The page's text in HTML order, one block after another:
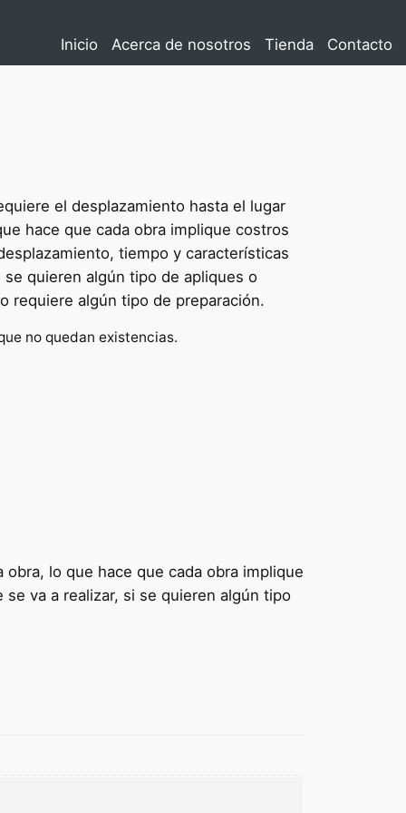
Inicio Acerca de nosotros Tienda Contacto
el desplazamiento hasta el lugar
hace que cada obra implique costros
tiempo y características
quieren algún tipo de apliques o
requiere algún tipo de preparación.
no quedan existencias.
lo que hace que cada obra implique
va a realizar, si se quieren algún tipo